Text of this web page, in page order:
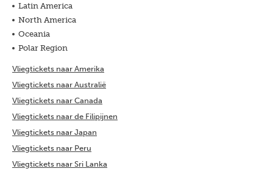
Latin America
North America
Oceania
Polar Region
Vliegtickets naar Amerika
Vliegtickets naar Australië
Vliegtickets naar Canada
Vliegtickets naar de Filipijnen
Vliegtickets naar Japan
Vliegtickets naar Peru
Vliegtickets naar Sri Lanka